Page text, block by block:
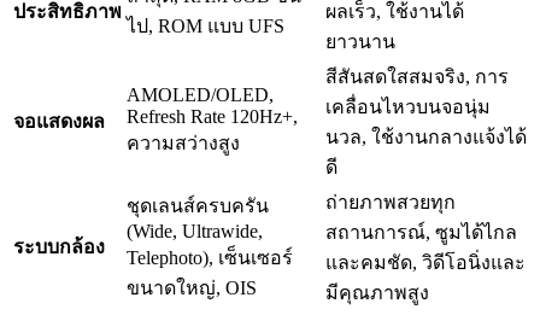
ประสิทธิภาพ
ไป, ROM แบบ UFS
ผลเร็ว, ใช้งานได้
ยาวนาน
จอแสดงผล
AMOLED/OLED,
Refresh Rate 120Hz+,
ความสว่างสูง
สีสันสดใสสมจริง, การ
เคลื่อนไหวบนจอนุ่ม
นวล, ใช้งานกลางแจ้งได้
ดี
ระบบกล้อง
ชุดเลนส์ครบครัน
(Wide, Ultrawide,
Telephoto), เซ็นเซอร์
ขนาดใหญ่, OIS
ถ่ายภาพสวยทุก
สถานการณ์, ซูมได้ไกล
และคมชัด, วิดีโอนิ่งและ
มีคุณภาพสูง